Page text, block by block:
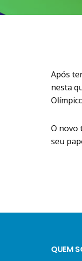
Após
nesta
O novo
seu
QUEM